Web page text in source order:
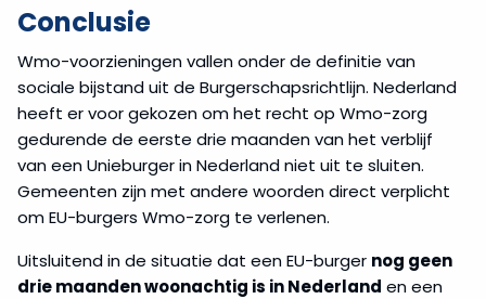
Conclusie
Wmo-voorzieningen vallen onder de definitie van
sociale bijstand uit de Burgerschapsrichtlijn. Nederland
heeft er voor gekozen om het recht op Wmo-zorg
gedurende de eerste drie maanden van het verblijf
van een Unieburger in Nederland niet uit te sluiten.
Gemeenten zijn met andere woorden direct verplicht
om EU-burgers Wmo-zorg te verlenen.
Uitsluitend in de situatie dat een EU-burger nog geen
drie maanden woonachtig is in Nederland en een